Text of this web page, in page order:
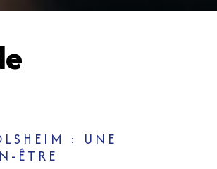
: UNE
ÊTRE